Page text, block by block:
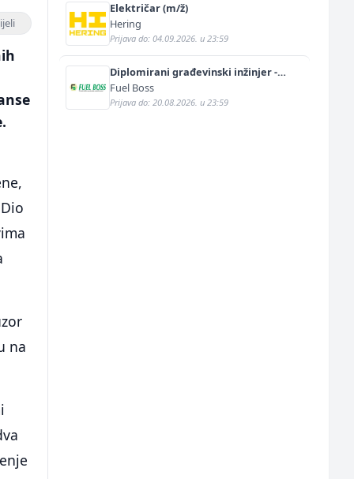
na
Električar (m/ž)
Hering
Prijava do: 04.09.2026. u 23:59
Diplomirani građevinski inžinjer -
hidrotehnički smjer (m/ž)
Fuel Boss
Prijava do: 20.08.2026. u 23:59